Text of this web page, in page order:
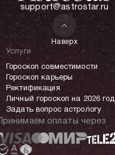
support@astrostar.ru
Наверх
Услуги
Гороскоп совместимости
Гороскоп карьеры
Ректификация
Личный гороскоп на 2026 год
Задать вопрос астрологу
Принимаем оплаты через